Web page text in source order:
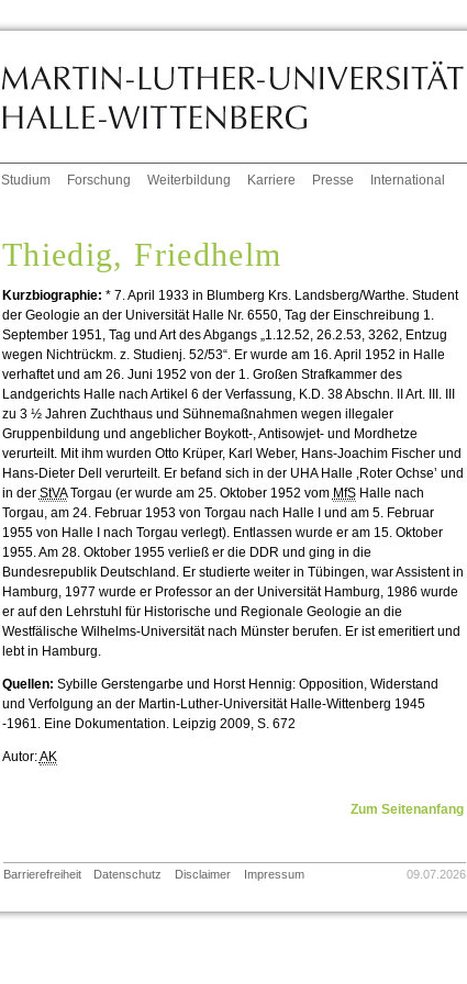
Studium Forschung Weiterbildung Karriere Presse International
Thiedig, Friedhelm
Kurzbiographie: * 7. April 1933 in Blumberg Krs. Landsberg/Warthe. Student
der Geologie an der Universität Halle Nr. 6550, Tag der Einschreibung 1.
September 1951, Tag und Art des Abgangs „1.12.52, 26.2.53, 3262, Entzug
wegen Nichtrückm. z. Studienj. 52/53“. Er wurde am 16. April 1952 in Halle
verhaftet und am 26. Juni 1952 von der 1. Großen Strafkammer des
Landgerichts Halle nach Artikel 6 der Verfassung, K.D. 38 Abschn. II Art. III. III
zu 3 ½ Jahren Zuchthaus und Sühnemaßnahmen wegen illegaler
Gruppenbildung und angeblicher Boykott-, Antisowjet- und Mordhetze
verurteilt. Mit ihm wurden Otto Krüper, Karl Weber, Hans-Joachim Fischer und
Hans-Dieter Dell verurteilt. Er befand sich in der UHA Halle ‚Roter Ochse’ und
in der StVATorgau (er wurde am 25. Oktober 1952 vom MfSHalle nach
Torgau, am 24. Februar 1953 von Torgau nach Halle I und am 5. Februar
1955 von Halle I nach Torgau verlegt). Entlassen wurde er am 15. Oktober
1955. Am 28. Oktober 1955 verließ er die DDR und ging in die
Bundesrepublik Deutschland. Er studierte weiter in Tübingen, war Assistent in
Hamburg, 1977 wurde er Professor an der Universität Hamburg, 1986 wurde
er auf den Lehrstuhl für Historische und Regionale Geologie an die
Westfälische Wilhelms-Universität nach Münster berufen. Er ist emeritiert und
lebt in Hamburg.
Quellen: Sybille Gerstengarbe und Horst Hennig: Opposition, Widerstand
und Verfolgung an der Martin-Luther-Universität Halle-Wittenberg 1945
-1961. Eine Dokumentation. Leipzig 2009, S. 672
Autor:AK
Zum Seitenanfang
Barrierefreiheit Datenschutz Disclaimer Impressum 09.07.2026